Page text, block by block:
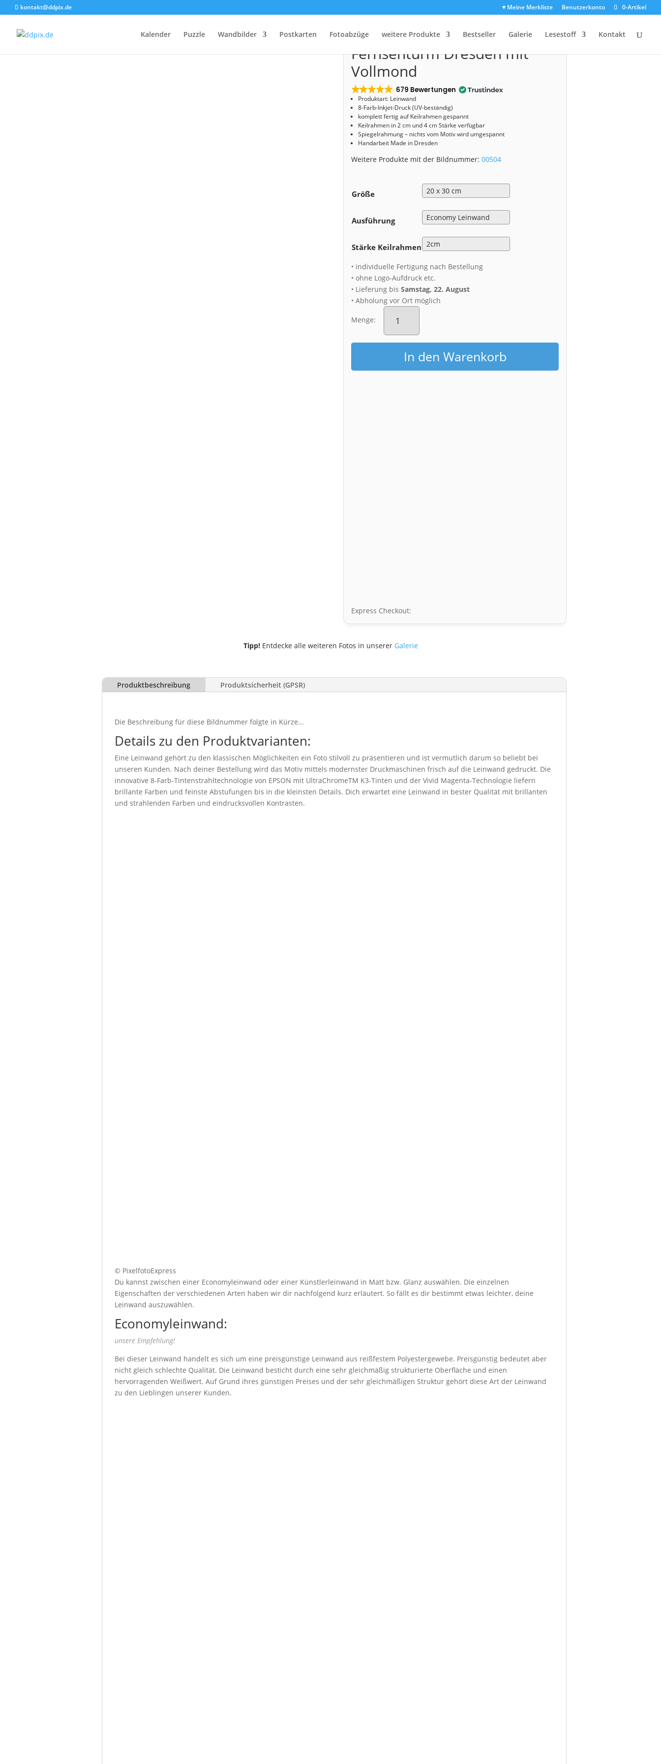
kontakt@ddpix.de ♥ Meine Merkliste Benutzerkonto 0-Artikel
Kalender Puzzle Wandbilder Postkarten Fotoabzüge weitere Produkte Bestseller Galerie Lesestoff Kontakt
Start/Shop/Leinwand/ Leinwand (00504) Fernsehturm Dresden mit Vollmond
Leinwand (00504)
Fernsehturm Dresden mit
Vollmond
679 Bewertungen
Produktart: Leinwand
8-Farb-Inkjet-Druck (UV-beständig)
komplett fertig auf Keilrahmen gespannt
Keilrahmen in 2 cm und 4 cm Stärke verfügbar
Spiegelrahmung – nichts vom Motiv wird umgespannt
Handarbeit Made in Dresden
Weitere Produkte mit der Bildnummer:00504
Größe
Ausführung
Stärke Keilrahmen
• individuelle Fertigung nach Bestellung
• ohne Logo-Aufdruck etc.
• Lieferung bisSamstag, 22. August
• Abholung vor Ort möglich
Menge:
Leinwand
(00504)
Dresden
mit
Vollmond
MengeIn den Warenkorb
Express Checkout:
Tipp!Entdecke alle weiteren Fotos in unserer Galerie
Produktbeschreibung Produktsicherheit (GPSR)
Die Beschreibung für diese Bildnummer folgte in Kürze...
Details zu den Produktvarianten:
Eine Leinwand gehört zu den klassischen Möglichkeiten ein Foto stilvoll zu präsentieren und ist vermutlich darum so beliebt bei
unseren Kunden. Nach deiner Bestellung wird das Motiv mittels modernster Druckmaschinen frisch auf die Leinwand gedruckt. Die
innovative 8-Farb-Tintenstrahltechnologie von EPSON mit UltraChromeTM K3-Tinten und der Vivid Magenta-Technologie liefern
brillante Farben und feinste Abstufungen bis in die kleinsten Details. Dich erwartet eine Leinwand in bester Qualität mit brillanten
und strahlenden Farben und eindrucksvollen Kontrasten.
© PixelfotoExpress
Du kannst zwischen einer Economyleinwand oder einer Künstlerleinwand in Matt bzw. Glanz auswählen. Die einzelnen
Eigenschaften der verschiedenen Arten haben wir dir nachfolgend kurz erläutert. So fällt es dir bestimmt etwas leichter, deine
Leinwand auszuwählen.
Economyleinwand:
unsere Empfehlung!
Bei dieser Leinwand handelt es sich um eine preisgünstige Leinwand aus reißfestem Polyestergewebe. Preisgünstig bedeutet aber
nicht gleich schlechte Qualität. Die Leinwand besticht durch eine sehr gleichmäßig strukturierte Oberfläche und einen
hervorragenden Weißwert. Auf Grund ihres günstigen Preises und der sehr gleichmäßigen Struktur gehört diese Art der Leinwand
zu den Lieblingen unserer Kunden.